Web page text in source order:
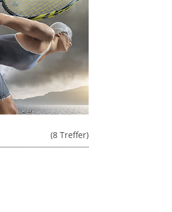
(8 Treffer)